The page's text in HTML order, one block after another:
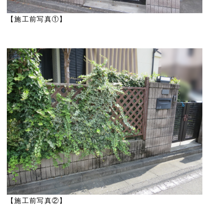
【施工前写真①】
【施工前写真②】